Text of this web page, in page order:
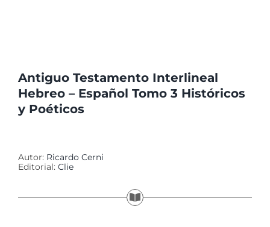
Antiguo Testamento Interlineal
Hebreo – Español Tomo 3 Históricos
y Poéticos
Autor: Ricardo Cerni
Editorial: Clie